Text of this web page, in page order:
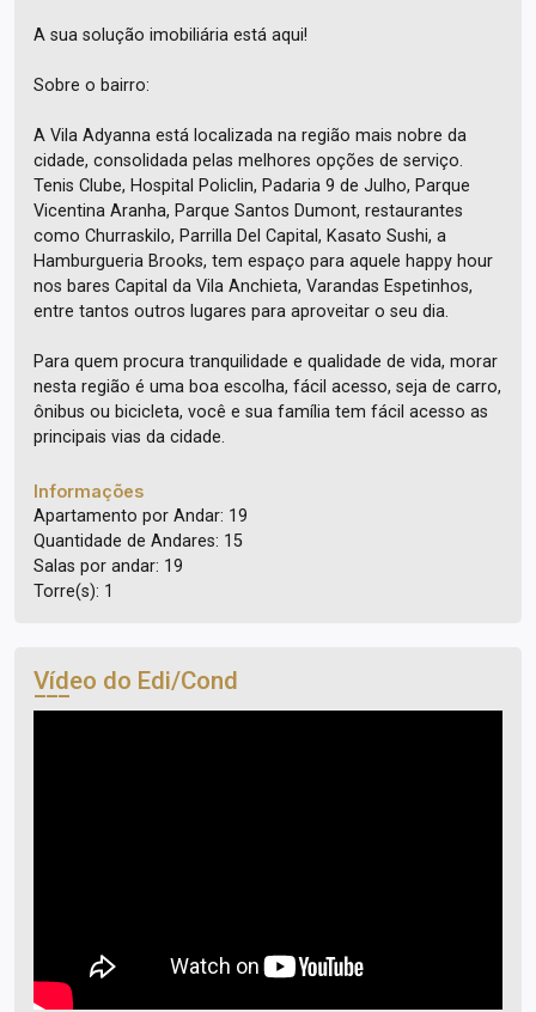
A sua solução imobiliária está aqui!
Sobre o bairro:
A Vila Adyanna está localizada na região mais nobre da
cidade, consolidada pelas melhores opções de serviço.
Tenis Clube, Hospital Policlin, Padaria 9 de Julho, Parque
Vicentina Aranha, Parque Santos Dumont, restaurantes
como Churraskilo, Parrilla Del Capital, Kasato Sushi, a
Hamburgueria Brooks, tem espaço para aquele happy hour
nos bares Capital da Vila Anchieta, Varandas Espetinhos,
entre tantos outros lugares para aproveitar o seu dia.
Para quem procura tranquilidade e qualidade de vida, morar
nesta região é uma boa escolha, fácil acesso, seja de carro,
ônibus ou bicicleta, você e sua família tem fácil acesso as
principais vias da cidade.
Informações
Apartamento por Andar: 19
Quantidade de Andares: 15
Salas por andar: 19
Torre(s): 1
Vídeo do Edi/Cond